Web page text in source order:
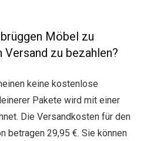
Möbel zu
zu bezahlen?
keine kostenlose
Pakete wird mit einer
Die Versandkosten für den
betragen 29,95 €. Sie können